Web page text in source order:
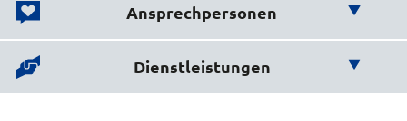
Ansprechpersonen
Wir helfen Ihnen weiter!
Dienstleistungen